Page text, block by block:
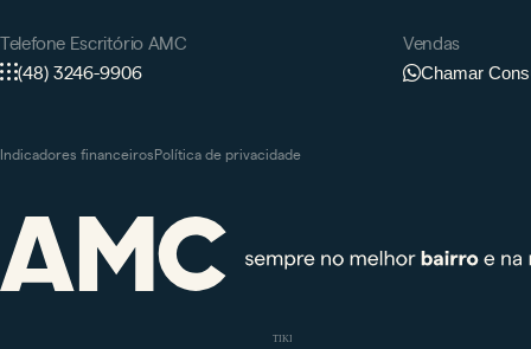
Telefone Escritório AMC
(48) 3246-9906
Vendas
Chamar
Indicadores financeirosPolítica de privacidade